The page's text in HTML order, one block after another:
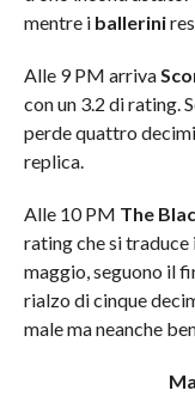
mentre i ballerini
Alle 9 PM arriva
con un 3.2 di rating.
perde quattro
replica.
Alle 10 PM The
rating che si
maggio, seguono il
rialzo di cinque
male ma neanche